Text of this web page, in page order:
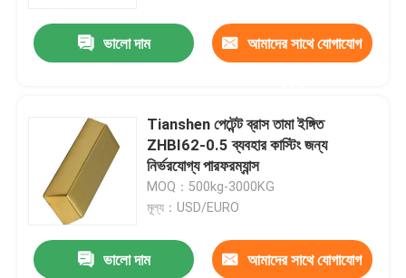
ভালো দাম আমাদের সাথে যোগাযোগ
Tianshen পেটেন্ট ব্রাস তামা ইঙ্গিত
ZHBI62-0.5 ব্যবহার কাস্টিং জন্য
নির্ভরযোগ্য পারফরম্যান্স
MOQ：500kg-3000KG
মূল্য：USD/EURO
ভালো দাম আমাদের সাথে যোগাযোগ